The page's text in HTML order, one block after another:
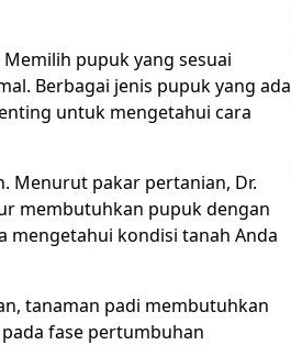
pupuk yang sesuai
Berbagai jenis pupuk yang ada
untuk mengetahui cara
Menurut pakar pertanian, Dr.
membutuhkan pupuk dengan
mengetahui kondisi tanah Anda
tanaman padi membutuhkan
fase pertumbuhan